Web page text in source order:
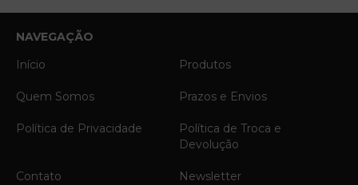
NAVEGAÇÃO
Início
Produtos
Quem Somos Prazos e Envios
Política de Privacidade
Política de Troca e
Devolução
Contato Newsletter